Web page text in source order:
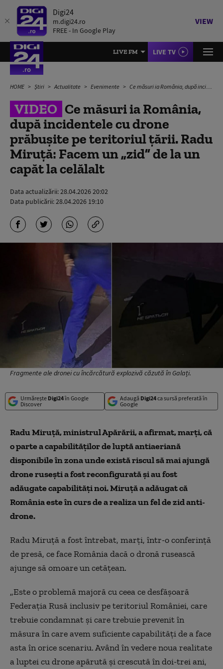
Digi24
m.digi24.ro
FREE - In Google Play
VIEW
LIVE FM LIVE TV
HOME Știri Actualitate Evenimente Ce măsuri ia România, după incidentele cu drone prăbușite pe teritoriul țării. Radu Miruță: Facem un „zid” de la un capăt la celălalt
VIDEO Ce măsuri ia România,
după incidentele cu drone
prăbușite pe teritoriul țării. Radu
Miruță: Facem un „zid” de la un
capăt la celălalt
Data actualizării:28.04.2026 20:02
Data publicării:28.04.2026 19:10
Fragmente ale dronei cu încărcătură explozivă căzută în Galați.
Urmărește Digi24în Google
Discover
Adaugă Digi24ca sursă preferată în
Google
Radu Miruţă,ministrul Apărării,a afirmat, marţi, că
o parte a capabilităţilor de luptă antiaeriană
disponibile în zona unde există riscul să mai ajungă
drone ruseşti a fost reconfigurată şi au fost
adăugate capabilităţi noi. Miruţă a adăugat că
România este în curs de a realiza un fel de zidanti-
drone.
Radu Miruţă a fost întrebat, marţi, într-o conferinţă
de presă, ce face România dacă o dronă rusească
ajunge să omoare un cetăţean.
„Este o problemă majoră cu ceea ce desfăşoară
Federaţia Rusă inclusiv pe teritoriul României, care
trebuie condamnat şi care trebuie prevenit în
măsura în care avem suficiente capabilităţi de a face
asta în orice scenariu. Având în vedere noua realitate
a luptei cu drone apărută şi crescută în doi-trei ani,